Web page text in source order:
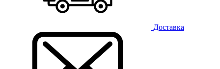
Доставка